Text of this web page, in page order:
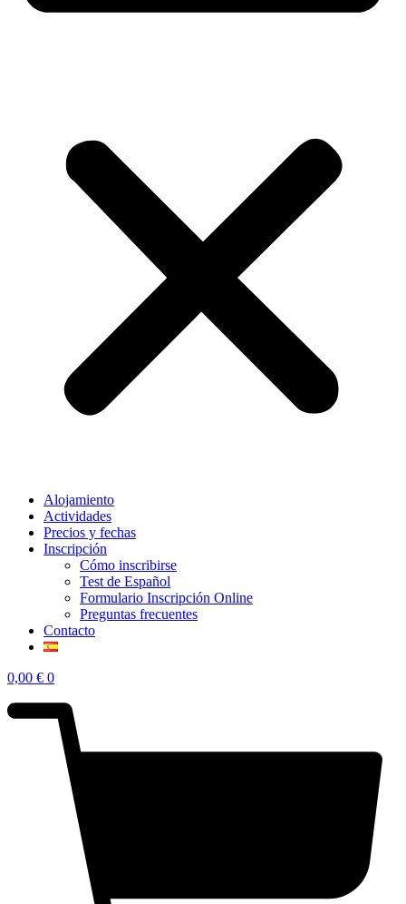
Alojamiento
Actividades
Precios y fechas
Inscripción
Cómo inscribirse
Test de Español
Formulario Inscripción Online
Preguntas frecuentes
Contacto
0,00 € 0